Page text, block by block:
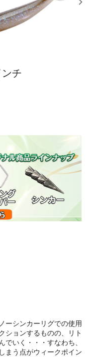
チ
ーシンカーリグでの使用
ションするものの、リト
でいく・・・すなわち、
まう点がウィークポイン